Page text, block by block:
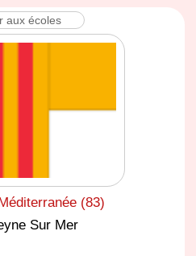
aux écoles
(83)
Sur Mer